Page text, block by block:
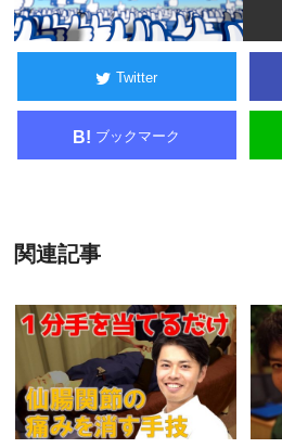
Twitter
B! ブックマーク
関連記事